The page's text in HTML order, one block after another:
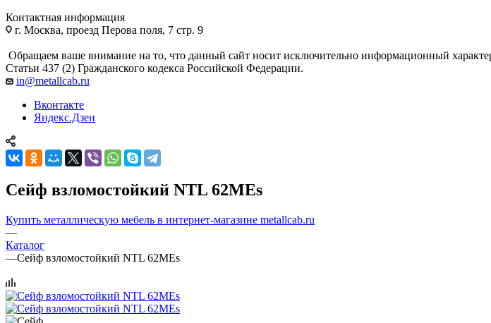
Контактная информация
г. Москва, проезд Перова поля, 7 стр. 9
Обращаем ваше внимание на то, что данный сайт носит исключительно информационный
Статьи 437 (2) Гражданского кодекса Российской Федерации.
in@metallcab.ru
Вконтакте
Яндекс.Дзен
Сейф взломостойкий NTL 62MЕs
Купить металлическую мебель в интернет-магазине metallcab.ru
—
Каталог
—Сейф взломостойкий NTL 62MЕs